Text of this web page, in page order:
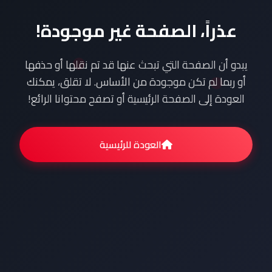
عذراً، الصفحة غير موجودة!
يبدو أن الصفحة التي تبحث عنها قد تم نقلها أو حذفها
أو ربما لم تكن موجودة من الأساس. لا تقلق، يمكنك
العودة إلى الصفحة الرئيسية أو تصفح محتوانا الرائع!
العودة للرئيسية